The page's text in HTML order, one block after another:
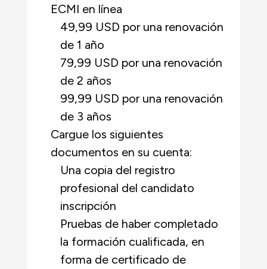
ECMI en línea
49,99 USD por una renovación
de 1 año
79,99 USD por una renovación
de 2 años
99,99 USD por una renovación
de 3 años
Cargue los siguientes
documentos en su cuenta:
Una copia del registro
profesional del candidato
inscripción
Pruebas de haber completado
la formación cualificada, en
forma de certificado de